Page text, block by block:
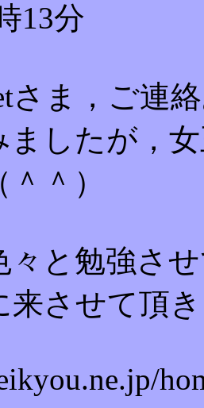
13分
さま，ご連
ましたが，
＾）
々と勉強さ
来させて頂